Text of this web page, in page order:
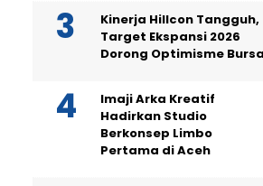
Kinerja Hillcon Tangguh,
Target Ekspansi 2026
Dorong Optimisme Bursa
Imaji Arka Kreatif
Hadirkan Studio
Berkonsep Limbo
Pertama di Aceh